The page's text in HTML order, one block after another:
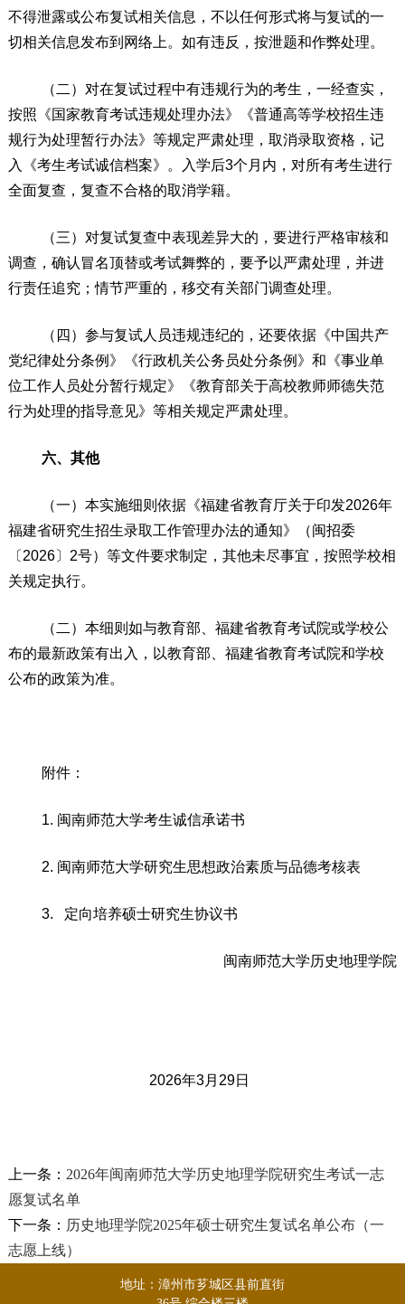
不得泄露或公布复试相关信息，不以任何形式将与复试的一
切相关信息发布到网络上。如有违反，按泄题和作弊处理。
（二）对在复试过程中有违规行为的考生，一经查实，
按照《国家教育考试违规处理办法》《普通高等学校招生违
规行为处理暂行办法》等规定严肃处理，取消录取资格，记
入《考生考试诚信档案》。入学后3个月 内，对所有考生进行
全面复查，复查不合格的取消学籍。
（三）对复试复查中表现差异大的，要进行严格审核和
调查，确认冒名顶替或考试舞弊的，要予以严肃处理，并进
行责任追究；情节严重的，移交有关部门调查处理。
（四）参与复试人员违规违纪的， 还要依据《中国共产
党纪律处分条例》《行政机关公务员处分条例》和《事业单
位工作人员处分暂行规定》《教育部关于高校教师师德失范
行为处理的指导意见》等相关规定严肃处理。
六、其他
（一）本实施细则依据《福建省教育厅关于印发2026年
福建省研究生招生录取工作管理办法的通知》（闽招委
〔 2026〕 2号） 等文件要求制定，其他未尽事宜，按照学校相
关规定执行。
（二）本细则如与教育部、福建省教育考试院或学校公
布的最新政策有出入，以教育部、福建省教育考试院和学校
公布的政策为准。
附件：
1. 闽南师范大学考生诚信承诺书
2. 闽南师范大学研究生思想政治素质与品德考核表
3. 定向培养硕士研究生协议书
闽南师范大学历史地理学院
2026年3月 29日
上一条： 2026年闽南师范大学历史地理学院研究生考试一志
愿复试名单
下一条： 历史地理学院2025年硕士研究生复试名单公布（一
志愿上线）
地址：漳州市芗城区县前直街